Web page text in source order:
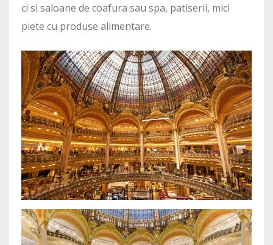
ci si saloane de coafura sau spa, patiserii, mici
piete cu produse alimentare.